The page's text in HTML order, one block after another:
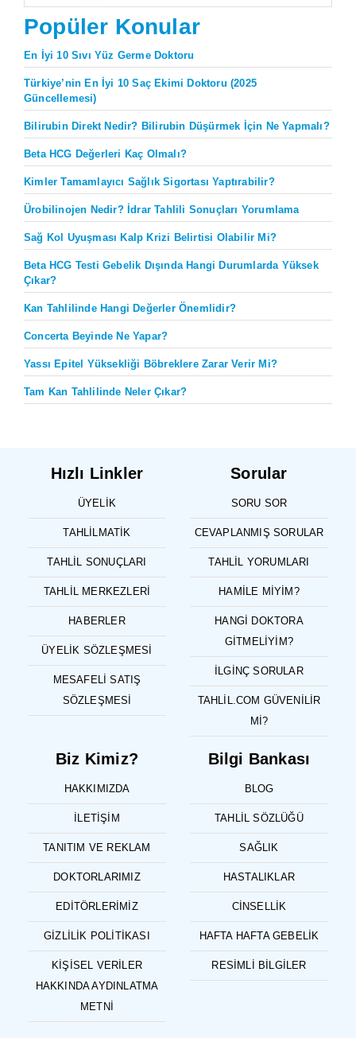
Popüler Konular
En İyi 10 Sıvı Yüz Germe Doktoru
Türkiye’nin En İyi 10 Saç Ekimi Doktoru (2025
Güncellemesi)
Bilirubin Direkt Nedir? Bilirubin Düşürmek İçin Ne Yapmalı?
Beta HCG Değerleri Kaç Olmalı?
Kimler Tamamlayıcı Sağlık Sigortası Yaptırabilir?
Ürobilinojen Nedir? İdrar Tahlili Sonuçları Yorumlama
Sağ Kol Uyuşması Kalp Krizi Belirtisi Olabilir Mi?
Beta HCG Testi Gebelik Dışında Hangi Durumlarda Yüksek
Çıkar?
Kan Tahlilinde Hangi Değerler Önemlidir?
Concerta Beyinde Ne Yapar?
Yassı Epitel Yüksekliği Böbreklere Zarar Verir Mi?
Tam Kan Tahlilinde Neler Çıkar?
Hızlı Linkler
ÜYELIK
TAHLILMATIK
TAHLIL SONUÇLARI
TAHLIL MERKEZLERI
HABERLER
ÜYELIK SÖZLEŞMESI
MESAFELI SATIŞ
SÖZLEŞMESI
Sorular
SORU SOR
CEVAPLANMIŞ SORULAR
TAHLIL YORUMLARI
HAMILE MIYIM?
HANGI DOKTORA
GITMELIYIM?
İLGINÇ SORULAR
TAHLIL.COM GÜVENILIR
MI?
Biz Kimiz?
HAKKIMIZDA
İLETIŞIM
TANITIM VE REKLAM
DOKTORLARIMIZ
EDITÖRLERIMIZ
GIZLILIK POLITIKASI
KIŞISEL VERILER
HAKKINDA AYDINLATMA
METNI
Bilgi Bankası
BLOG
TAHLIL SÖZLÜĞÜ
SAĞLIK
HASTALIKLAR
CINSELLIK
HAFTA HAFTA GEBELIK
RESIMLI BILGILER